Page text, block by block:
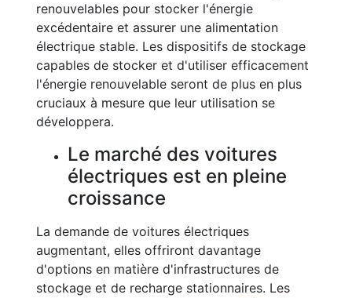
renouvelables pour stocker l'énergie
excédentaire et assurer une alimentation
électrique stable. Les dispositifs de stockage
capables de stocker et d'utiliser efficacement
l'énergie renouvelable seront de plus en plus
cruciaux à mesure que leur utilisation se
développera.
Le marché des voitures
électriques est en pleine
croissance
La demande de voitures électriques
augmentant, elles offriront davantage
d'options en matière d'infrastructures de
stockage et de recharge stationnaires. Les